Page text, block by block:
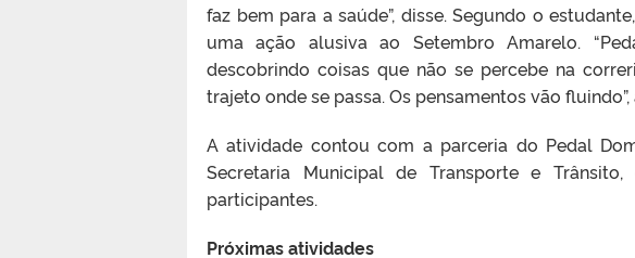
faz bem para a saúde”, disse. Segundo o
uma ação alusiva ao Setembro Amarelo.
descobrindo coisas que não se percebe na
trajeto onde se passa. Os pensamentos vão
A atividade contou com a parceria do Pedal
Secretaria Municipal de Transporte e
participantes.
Próximas atividades